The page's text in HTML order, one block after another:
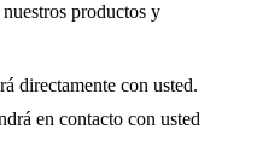
productos y
directamente con usted.
en contacto con usted